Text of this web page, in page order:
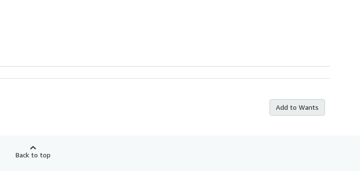
Add to Wants
Back to top